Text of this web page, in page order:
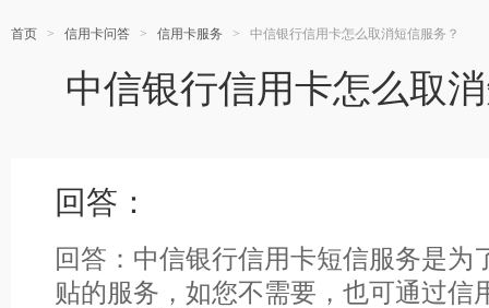
首页 > 信用卡问答 > 信用卡服务 > 中信银行信用卡怎么取消短信服务？
中信银行信用卡怎么取
回答：
回答：中信银行信用卡短信服务是为
贴的服务，如您不需要，也可通过信